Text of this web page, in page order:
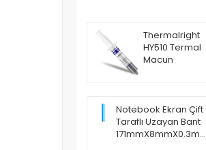
Thermalright
HY510 Termal
Macun
Notebook Ekran Çift
Taraflı Uzayan Bant
171mmX8mmX0.3mm